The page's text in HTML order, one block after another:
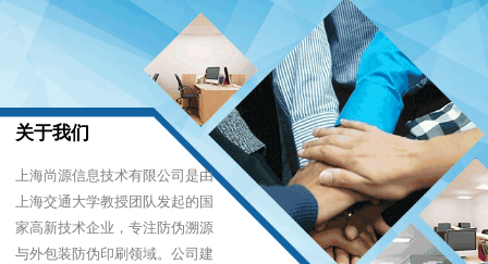
关于我们
上海尚源信息技术有限公司是由
上海交通大学教授团队发起的国
家高新技术企业，专注防伪溯源
与外包装防伪印刷领域。公司建